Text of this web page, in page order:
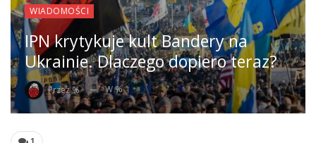
WIADOMOŚCI
IPN krytykuje kult Bandery na
Ukrainie. Dlaczego dopiero teraz?
Przez % W %